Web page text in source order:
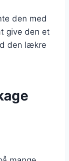
den med
give den et
den lækre